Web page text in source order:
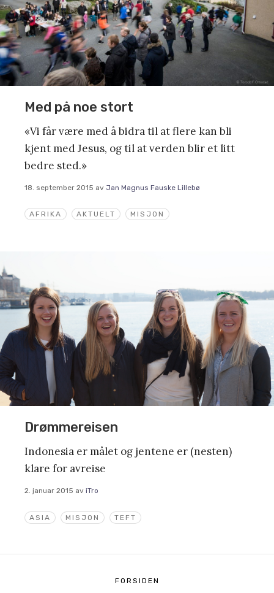
AFRIKA AKTUELT MISJON
Med på noe stort
«Vi får være med å bidra til at flere kan bli
kjent med Jesus, og til at verden blir et litt
bedre sted.»
18. september 2015 av Jan Magnus Fauske Lillebø
ASIA MISJON TEFT
Drømmereisen
Indonesia er målet og jentene er (nesten)
klare for avreise
2. januar 2015 av iTro
FORSIDEN